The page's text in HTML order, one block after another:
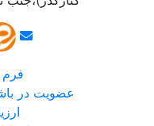
فرم
عضویت در